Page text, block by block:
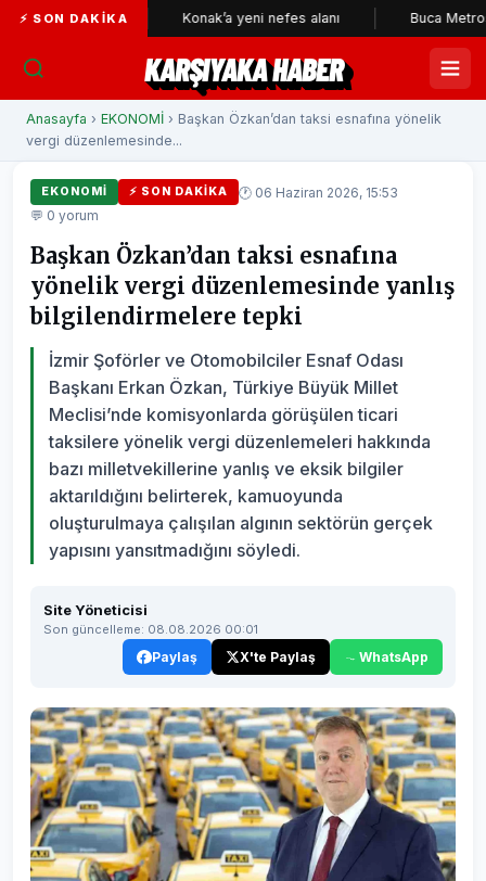
⚡ SON DAKIKAKonak’a yeni nefes alanı Buca Metrosu'nda
KARŞIYAKA HABER
Anasayfa › EKONOMİ › Başkan Özkan’dan taksi esnafına yönelik
vergi düzenlemesinde...
EKONOMİ ⚡ SON DAKIKA
🕐 06 Haziran 2026, 15:53
💬 0 yorum
Başkan Özkan’dan taksi esnafına
yönelik vergi düzenlemesinde yanlış
bilgilendirmelere tepki
İzmir Şoförler ve Otomobilciler Esnaf Odası
Başkanı Erkan Özkan, Türkiye Büyük Millet
Meclisi’nde komisyonlarda görüşülen ticari
taksilere yönelik vergi düzenlemeleri hakkında
bazı milletvekillerine yanlış ve eksik bilgiler
aktarıldığını belirterek, kamuoyunda
oluşturulmaya çalışılan algının sektörün gerçek
yapısını yansıtmadığını söyledi.
Site Yöneticisi
Son güncelleme: 08.08.2026 00:01
Paylaş X'te Paylaş WhatsApp